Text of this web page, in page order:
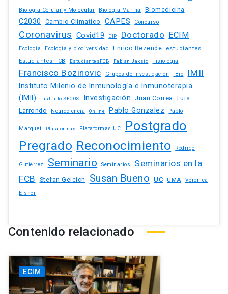
Biologia Celular y Molecular Biologia Marina Biomedicina
C2030 Cambio Climatico CAPES Concurso
Coronavirus Covid19 DIP Doctorado ECIM
Ecologia Ecologia y biodiversidad Enrico Rezende estudiantes
Estudiantes FCB EstudiantesFCB Fabian Jaksic Fisiologia
Francisco Bozinovic Grupos de investigacion iBio IMII
Instituto Milenio de Inmunología e Inmunoterapia
(IMII)
Instituto SECOS Investigación Juan Correa
Luis
Larrondo
Neurociencia Online Pablo Gonzalez Pablo
Marquet Plataformas Plataformas UC Postgrado
Pregrado Reconocimiento Rodrigo
Gutierrez Seminario Seminarios
Seminarios en la
FCB
Stefan Gelcich Susan Bueno UC UMA
Veronica
Eisner
Contenido relacionado
ECIM